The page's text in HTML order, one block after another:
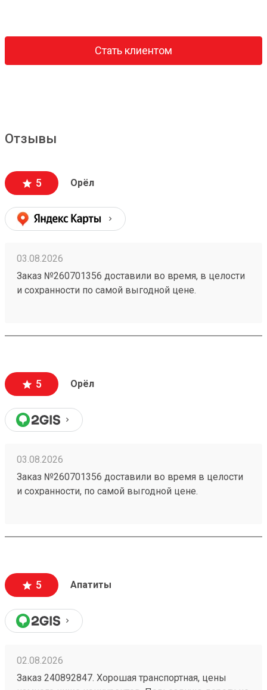
Стать клиентом
Отзывы
5 Орёл
03.08.2026
Заказ №260701356 доставили во время, в целости
и сохранности по самой выгодной цене.
5 Орёл
03.08.2026
Заказ №260701356 доставили во время в целости
и сохранности, по самой выгодной цене.
5 Апатиты
02.08.2026
Заказ 240892847. Хорошая транспортная, цены